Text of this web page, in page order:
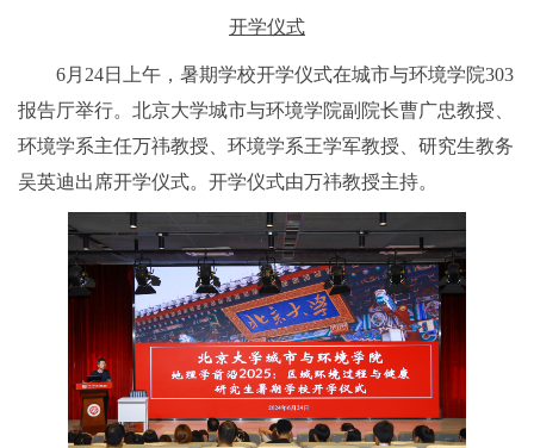
开学仪式
6月24日上午，暑期学校开学仪式在城市与环境学院303
报告厅举行。北京大学城市与环境学院副院长曹广忠教授、
环境学系主任万祎教授、环境学系王学军教授、研究生教务
吴英迪出席开学仪式。开学仪式由万祎教授主持。